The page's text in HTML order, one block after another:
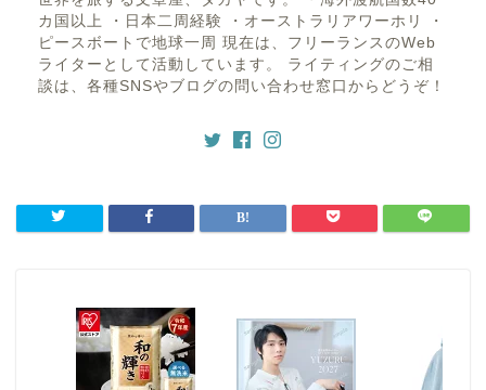
カ国以上 ・日本二周経験 ・オーストラリアワーホリ ・
ピースボートで地球一周 現在は、フリーランスのWeb
ライターとして活動しています。 ライティングのご相
談は、各種SNSやブログの問い合わせ窓口からどうぞ！